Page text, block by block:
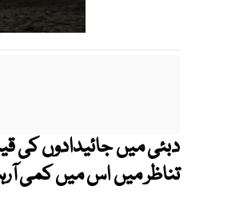
دبئی میں جائیدادوں کی
تناظر میں اس میں کمی